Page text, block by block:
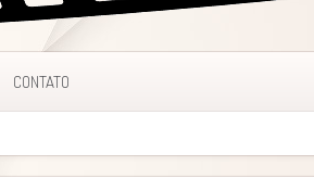
CONTATO